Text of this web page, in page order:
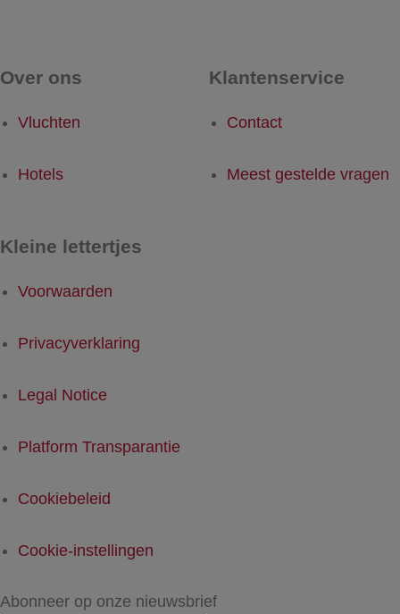
Over ons
Vluchten
Hotels
Klantenservice
Contact
Meest gestelde vragen
Kleine lettertjes
Voorwaarden
Privacyverklaring
Legal Notice
Platform Transparantie
Cookiebeleid
Cookie-instellingen
Abonneer op onze nieuwsbrief